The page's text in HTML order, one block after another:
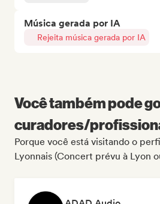
Música gerada por IA
Rejeita música gerada por IA
Você também pode
curadores/
Porque você está visitando o
Lyonnais (Concert prévu à Lyon